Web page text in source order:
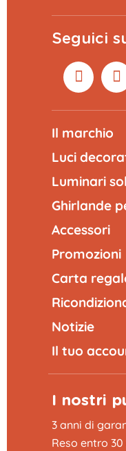
Seguici
Il marchio
Luci
Luminari
Ghirlande
Accessori
Promozioni
Carta
Notizie
Il tuo
I nostri
3 anni di
Reso entro